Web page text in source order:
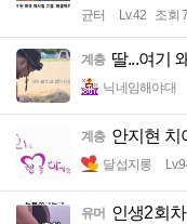
균터 Lv.42 조회
계층 딸...여기
닉네임해야대
계층 안지현 치
달섭지롱
유머 인생2회